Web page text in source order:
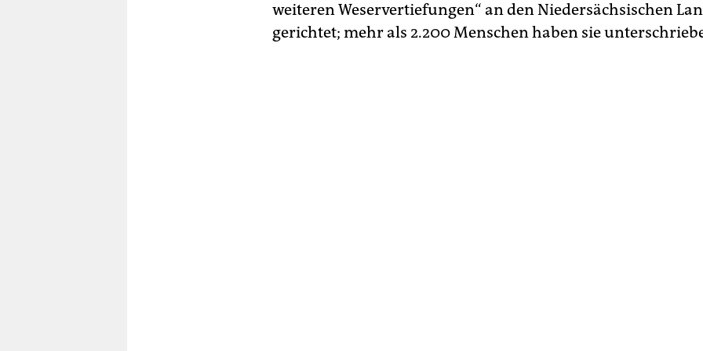
weiteren Weservertiefungen“ an den Niedersächsischen
gerichtet; mehr als 2.200 Menschen haben sie